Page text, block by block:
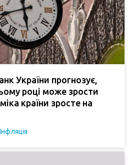
України прогнозує,
році може зрости
країни зросте на
Інфляція